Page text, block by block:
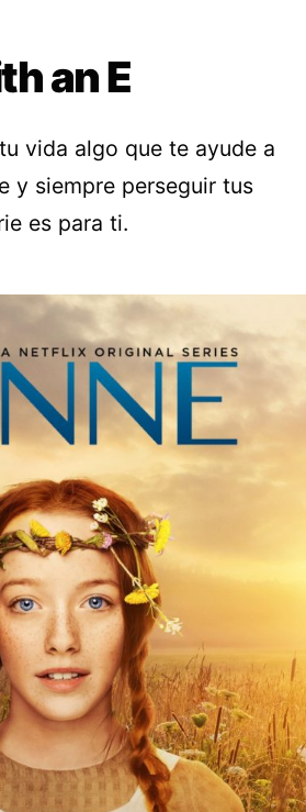
an E
vida algo que te ayude a
y siempre perseguir tus
es para ti.